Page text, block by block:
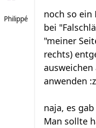
Philippé
noch so ein
bei
"meiner
rechts)
anwenden
naja, es
Man sollte